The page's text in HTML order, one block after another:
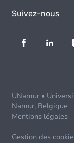
Suivez-nous
UNamur •
Namur, Belgique
Mentions légales
Gestion des